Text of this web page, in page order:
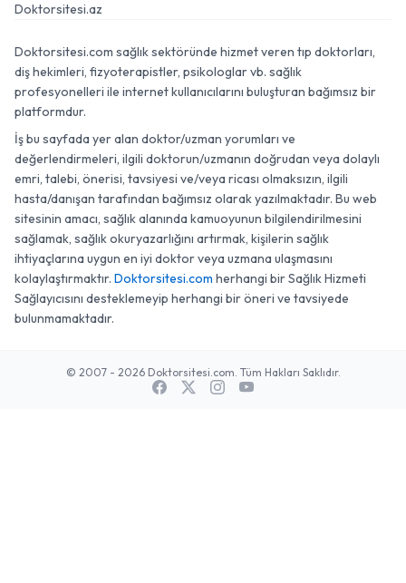
Doktorsitesi.az
Doktorsitesi.com sağlık sektöründe hizmet veren tıp doktorları,
diş hekimleri, fizyoterapistler, psikologlar vb. sağlık
profesyonelleri ile internet kullanıcılarını buluşturan bağımsız bir
platformdur.
İş bu sayfada yer alan doktor/uzman yorumları ve
değerlendirmeleri, ilgili doktorun/uzmanın doğrudan veya dolaylı
emri, talebi, önerisi, tavsiyesi ve/veya ricası olmaksızın, ilgili
hasta/danışan tarafından bağımsız olarak yazılmaktadır. Bu web
sitesinin amacı, sağlık alanında kamuoyunun bilgilendirilmesini
sağlamak, sağlık okuryazarlığını artırmak, kişilerin sağlık
ihtiyaçlarına uygun en iyi doktor veya uzmana ulaşmasını
kolaylaştırmaktır. Doktorsitesi.com herhangi bir Sağlık Hizmeti
Sağlayıcısını desteklemeyip herhangi bir öneri ve tavsiyede
bulunmamaktadır.
© 2007 - 2026 Doktorsitesi.com. Tüm Hakları Saklıdır.